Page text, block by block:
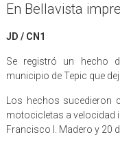
En Bellavista
JD / CN1
Se registró un hecho
municipio de Tepic que
Los hechos
motocicletas a velocidad
Francisco I. Madero y 20